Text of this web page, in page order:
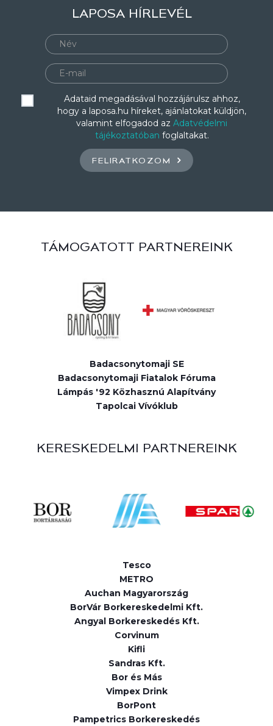
LAPOSA HÍRLEVÉL
Adataid megadásával hozzájárulsz ahhoz,
hogy a laposa.hu híreket, ajánlatokat küldjön,
valamint elfogadod az Adatvédelmi
tájékoztatóban foglaltakat.
FELIRATKOZOM
TÁMOGATOTT PARTNEREINK
Badacsonytomaji SE
Badacsonytomaji Fiatalok Fóruma
Lámpás '92 Közhasznú Alapítvány
Tapolcai Vívóklub
KERESKEDELMI PARTNEREINK
Tesco
METRO
Auchan Magyarország
BorVár Borkereskedelmi Kft.
Angyal Borkereskedés Kft.
Corvinum
Kifli
Sandras Kft.
Bor és Más
Vimpex Drink
BorPont
Pampetrics Borkereskedés